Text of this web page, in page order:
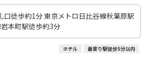
口徒歩約1分 東京メトロ日比谷線秋葉原駅
本町駅徒歩約3分
ホテル 最寄り駅徒歩5分以内